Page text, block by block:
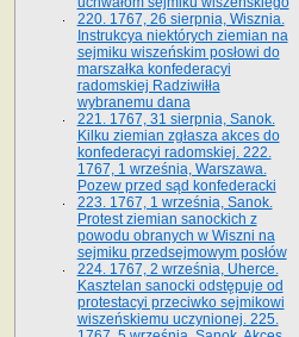
220. 1767, 26 sierpnia, Wisznia.
Instrukcya niektórych ziemian na
sejmiku wiszeńskim posłowi do
marszałka konfe­deracyi
radomskiej Radziwiłła
wybranemu dana
221. 1767, 31 sierpnia, Sanok.
Kilku ziemian zgłasza akces do
konfederacyi radomskiej. 222.
1767, 1 września, Warszawa.
Pozew przed sąd konfederacki
223. 1767, 1 września, Sanok.
Protest ziemian sanockich z
powodu obranych w Wiszni na
sejmiku przedsejmo­wym posłów
224. 1767, 2 września, Uherce.
Kasztelan sanocki odstępuje od
protestacyi przeciwko sejmikowi
wiszeńskiemu uczynionej. 225.